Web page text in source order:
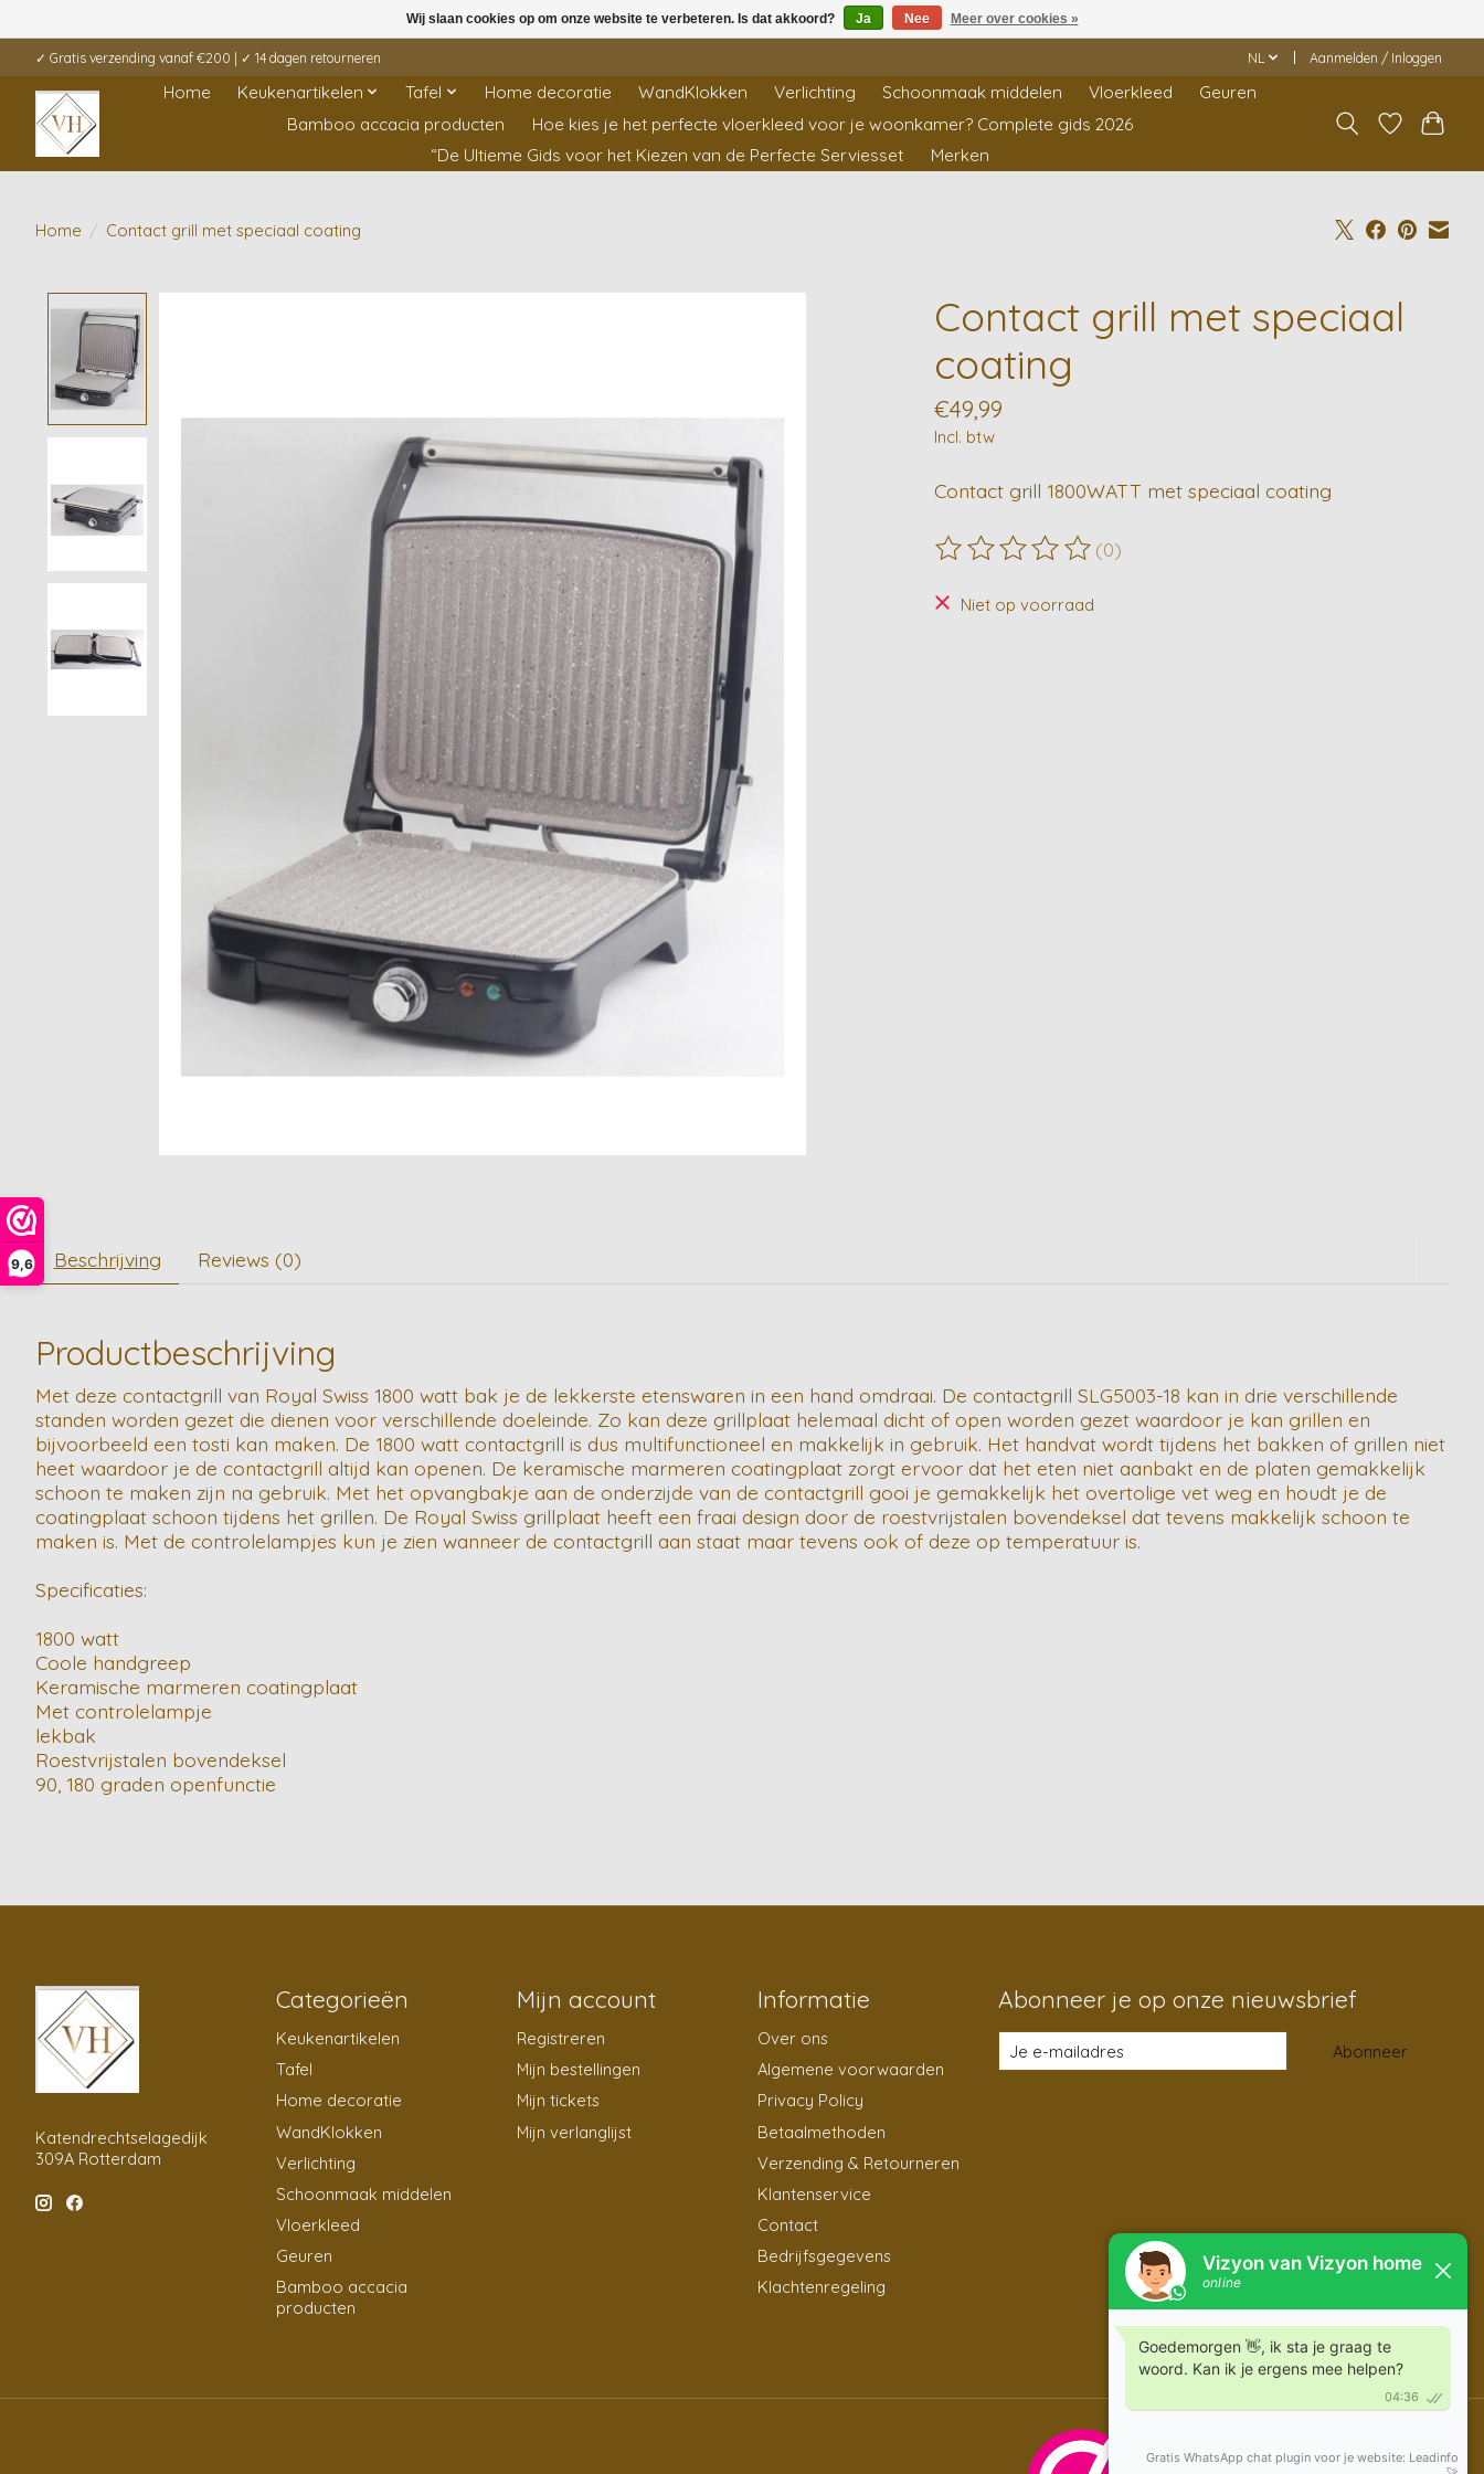
9,6
✓ Gratis verzending vanaf €200 | ✓ 14 dagen retourneren NL Aanmelden / Inloggen
Home Keukenartikelen Tafel Home decoratie WandKlokken Verlichting Schoonmaak middelen Vloerkleed
Geuren
Bamboo accacia producten
Hoe kies je het perfecte vloerkleed voor je woonkamer? Complete gids 2026
“De Ultieme Gids voor het Kiezen van de Perfecte Serviesset
Merken
Home / Contact grill met speciaal coating
Contact grill met speciaal
coating
€49,99
Incl. btw
Contact grill 1800WATT met speciaal coating
De beoordeling van dit product is
(0)
Niet op voorraad
Beschrijving Reviews (0)
Productbeschrijving
Met deze contactgrill van Royal Swiss 1800 watt bak je de lekkerste etenswaren in een hand omdraai. De contactgrill SLG5003-18 kan in drie verschillende
standen worden gezet die dienen voor verschillende doeleinde. Zo kan deze grillplaat helemaal dicht of open worden gezet waardoor je kan grillen en
bijvoorbeeld een tosti kan maken. De 1800 watt contactgrill is dus multifunctioneel en makkelijk in gebruik. Het handvat wordt tijdens het bakken of grillen niet
heet waardoor je de contactgrill altijd kan openen. De keramische marmeren coatingplaat zorgt ervoor dat het eten niet aanbakt en de platen gemakkelijk
schoon te maken zijn na gebruik. Met het opvangbakje aan de onderzijde van de contactgrill gooi je gemakkelijk het overtolige vet weg en houdt je de
coatingplaat schoon tijdens het grillen. De Royal Swiss grillplaat heeft een fraai design door de roestvrijstalen bovendeksel dat tevens makkelijk schoon te
maken is. Met de controlelampjes kun je zien wanneer de contactgrill aan staat maar tevens ook of deze op temperatuur is.
Specificaties:
1800 watt
Coole handgreep
Keramische marmeren coatingplaat
Met controlelampje
lekbak
Roestvrijstalen bovendeksel
90, 180 graden openfunctie
Katendrechtselagedijk
309A Rotterdam
Categorieën
Keukenartikelen
Tafel
Home decoratie
WandKlokken
Verlichting
Schoonmaak middelen
Vloerkleed
Geuren
Bamboo accacia
producten
Mijn account
Registreren
Mijn bestellingen
Mijn tickets
Mijn verlanglijst
Informatie
Over ons
Algemene voorwaarden
Privacy Policy
Betaalmethoden
Verzending & Retourneren
Klantenservice
Contact
Bedrijfsgegevens
Klachtenregeling
Abonneer je op onze nieuwsbrief
Abonneer
Wij slaan cookies op om onze website te verbeteren. Is dat akkoord? Ja Nee Meer over cookies »